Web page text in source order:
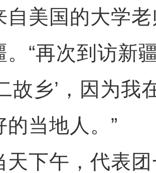
国的大学老
。“再次到访新
故乡’，因为我
的当地人。”
午，代表团